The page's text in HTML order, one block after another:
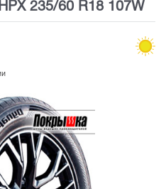
235/60 R18 107W